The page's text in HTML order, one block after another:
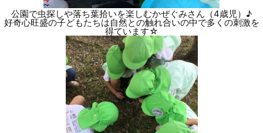
公園で虫探しや落ち葉拾いを楽しむかぜぐみさん（4歳児）♪
好奇心旺盛の子どもたちは自然との触れ合いの中で多くの刺激を
得ています☆